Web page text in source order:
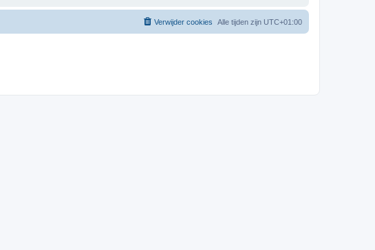
Alle tijden zijn UTC+01:00
Verwijder cookies